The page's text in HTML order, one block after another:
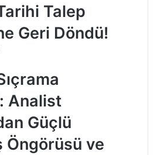
Talep
Geri Döndü!
Analist
Güçlü
Öngörüsü ve